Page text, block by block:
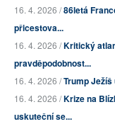
16. 4. 2026 /86letá
přicestova...
16. 4. 2026 /Kritický
pravděpodobnost...
16. 4. 2026 /Trump
16. 4. 2026 /Krize na
uskuteční se...